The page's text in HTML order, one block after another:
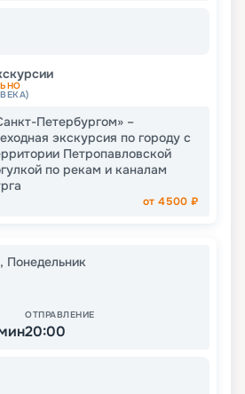
Петербургом» –
экскурсия по городу с
Петропавловской
по рекам и каналам
от4500 ₽
, Понедельник
ОТПРАВЛЕНИЕ
20:00